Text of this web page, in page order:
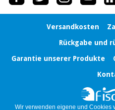
Versandkosten
Rückgabe und
Garantie unserer Produkte
Wir verwenden eigene und Cookies